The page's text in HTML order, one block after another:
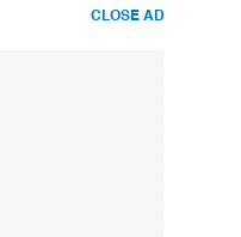
CLOSE AD